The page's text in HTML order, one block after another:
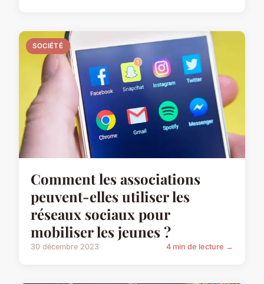
SOCIÉTÉ
Comment les associations
peuvent-elles utiliser les
réseaux sociaux pour
mobiliser les jeunes ?
30 décembre 2023 4 min de lecture →